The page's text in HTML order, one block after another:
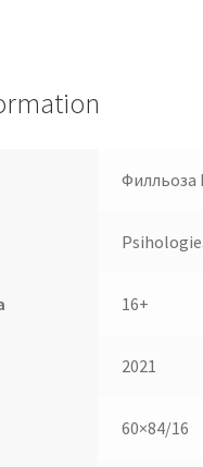
Филльоза
16+
2021
60×84/16